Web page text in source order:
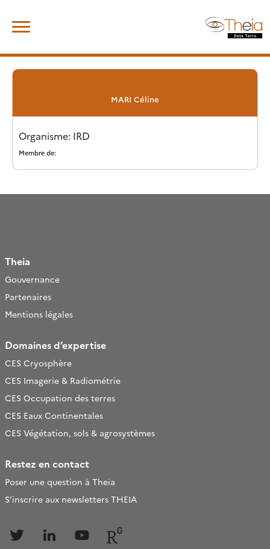
content
MARI Céline
Organisme: IRD
Membre de:
Theia
Gouvernance
Partenaires
Mentions légales
Domaines d’expertise
CES Cryosphère
CES Imagerie & Radiométrie
CES Occupation des terres
CES Eaux Continentales
CES Végétation, sols & agrosystèmes
Restez en contact
Poser une question à Theia
S’inscrire aux newsletters THEIA
Follow Follow